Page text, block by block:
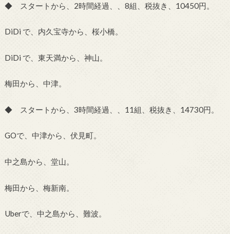
◆ スタートから、2時間経過、、8組、税抜き、10450円。
DiDi で、内久宝寺から、桜小橋。
DiDi で、東天満から、神山。
梅田から、中津。
◆ スタートから、3時間経過、、11組、税抜き、14730円。
GOで、中津から、伏見町。
中之島から、堂山。
梅田から、梅新南。
Uberで、中之島から、難波。